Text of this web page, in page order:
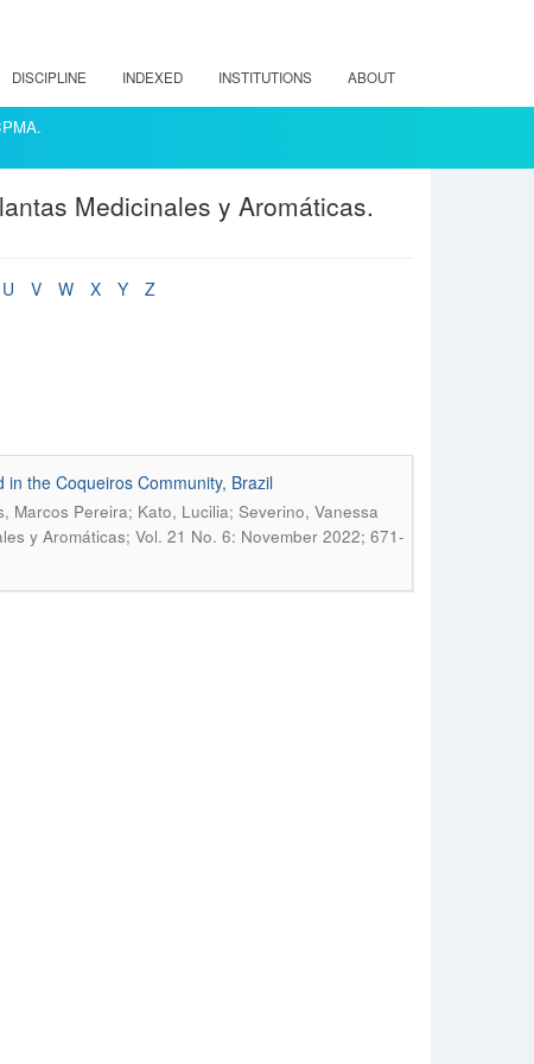
DISCIPLINE INDEXED INSTITUTIONS ABOUT
Medicinales y Aromáticas.
U V W X Y
Z
the Coqueiros Community, Brazil
Marcos Pereira; Kato, Lucilia; Severino, Vanessa
y Aromáticas; Vol. 21 No. 6: November 2022; 671-